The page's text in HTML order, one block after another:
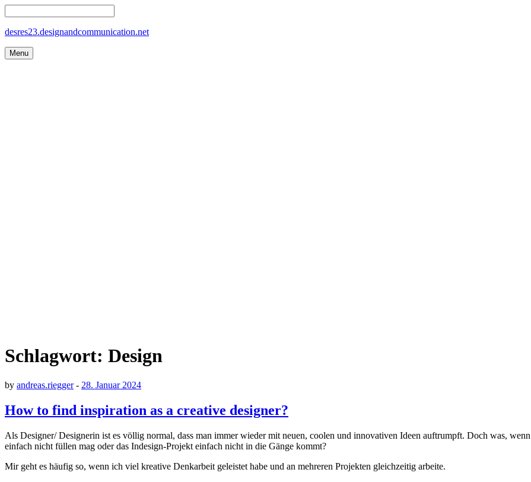
desres23.designandcommunication.net
Menu
Schlagwort: Design
by andreas.riegger- 28. Januar 2024
How to find inspiration as a creative designer?
Als Designer/ Designerin ist es völlig normal, dass man immer wieder mit neuen, coolen und innovativen Ideen auftrumpft. Doch was,
einfach nicht füllen mag oder das Indesign-Projekt einfach nicht in die Gänge kommt?
Mir geht es häufig so, wenn ich viel kreative Denkarbeit geleistet habe und an mehreren Projekten gleichzeitig arbeite.